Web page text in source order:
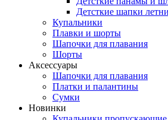
Детсткие шапки
Купальники
Плавки и шорты
Шапочки для плавания
Шорты
Аксессуары
Шапочки для плавания
Платки и палантины
Сумки
Новинки